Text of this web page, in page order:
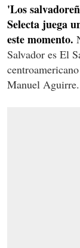
'Los
Selecta juega
este momento.
Salvador es El
Manuel Aguirre.